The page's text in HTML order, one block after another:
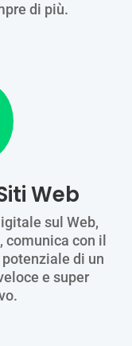
di più.
Web
sul Web,
comunica con il
di un
e super